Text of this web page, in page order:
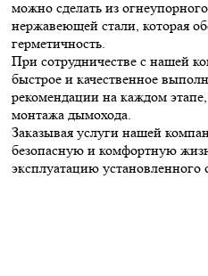
можно сделать из
нержавеющей стали, которая
герметичность.
При сотрудничестве с нашей
быстрое и качественное
рекомендации на каждом
монтажа дымохода.
Заказывая услуги нашей
безопасную и комфортную
эксплуатацию установленного